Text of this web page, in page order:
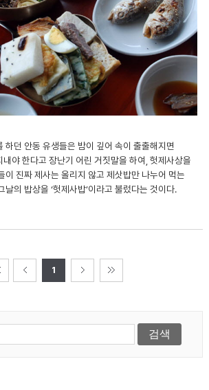
하던 안동 유생들은 밤이 깊어 속이 출출해지면
야 한다고 장난기 어린 거짓말을 하여, 헛제사상을
이 진짜 제사는 올리지 않고 제삿밥만 나누어 먹는
날의 밥상을 ‘헛제사밥’이라고 불렀다는 것이다.
1